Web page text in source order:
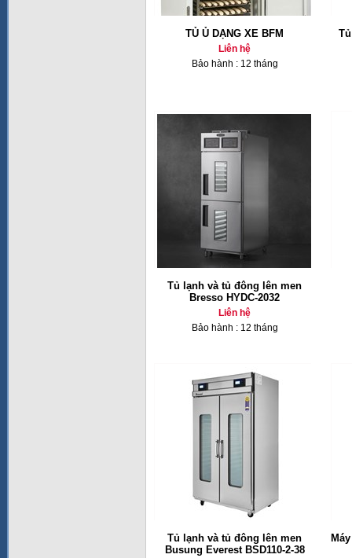
TỦ Ủ DẠNG XE BFM
Liên hệ
Bảo hành : 12 tháng
Tủ lạnh và tủ đông lên men
Bresso HYDC-2032
Liên hệ
Bảo hành : 12 tháng
Tủ lạnh và tủ đông lên men
Busung Everest BSD110-2-38